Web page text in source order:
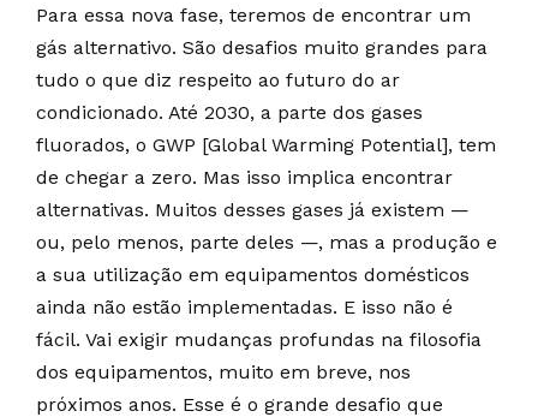
Para essa nova fase, teremos de encontrar um
gás alternativo. São desafios muito grandes para
tudo o que diz respeito ao futuro do ar
condicionado. Até 2030, a parte dos gases
fluorados, o GWP [Global Warming Potential], tem
de chegar a zero. Mas isso implica encontrar
alternativas. Muitos desses gases já existem —
ou, pelo menos, parte deles —, mas a produção e
a sua utilização em equipamentos domésticos
ainda não estão implementadas. E isso não é
fácil. Vai exigir mudanças profundas na filosofia
dos equipamentos, muito em breve, nos
próximos anos. Esse é o grande desafio que